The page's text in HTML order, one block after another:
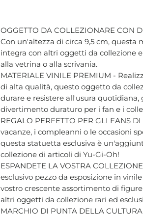
OGGETTO DA COLLEZIONARE CON
Con un'altezza di circa 9,5 cm, questa
integra con altri oggetti da collezione
alla vetrina o alla scrivania.
MATERIALE VINILE PREMIUM -
di alta qualità, questo oggetto da
durare e resistere all'usura quotidiana,
divertimento duraturo per i fan e i
REGALO PERFETTO PER GLI FANS
vacanze, i compleanni o le occasioni
questa statuetta esclusiva è
collezione di articoli di Yu-Gi-Oh!
ESPANDETE LA VOSTRA
esclusivo pezzo da esposizione in
vostro crescente assortimento di
altri oggetti da collezione rari ed
MARCHIO DI PUNTA DELLA